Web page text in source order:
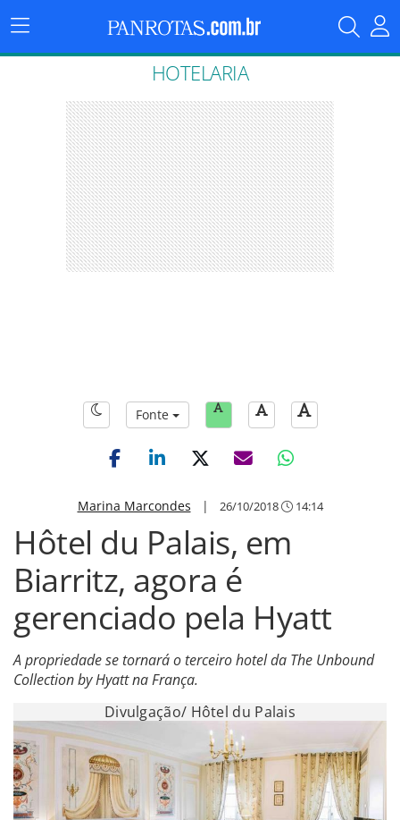
Menu
Principal
HOTELARIA
Fonte
Marina Marcondes | 26/10/2018 14:14
Hôtel du Palais, em
Biarritz, agora é
gerenciado pela Hyatt
A propriedade se tornará o terceiro hotel da The Unbound
Collection by Hyatt na França.
Divulgação/ Hôtel du Palais